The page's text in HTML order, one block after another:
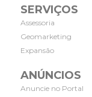
SERVIÇOS
Assessoria
Geomarketing
Expansão
ANÚNCIOS
Anuncie no Portal